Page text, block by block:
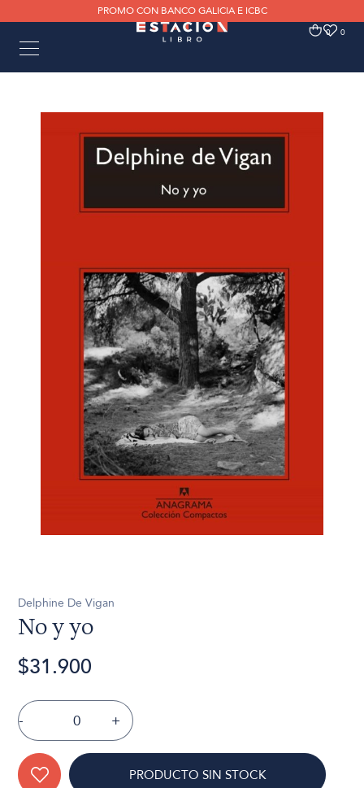
PROMO CON BANCO GALICIA E ICBC
0 0
Delphine De Vigan
No y yo
$31.900
- +
PRODUCTO SIN STOCK